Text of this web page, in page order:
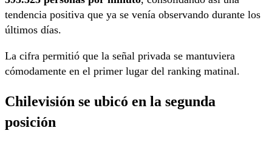
tendencia positiva que ya se venía observando durante los
últimos días.
La cifra permitió que la señal privada se mantuviera
cómodamente en el primer lugar del ranking matinal.
Chilevisión se ubicó en la segunda
posición